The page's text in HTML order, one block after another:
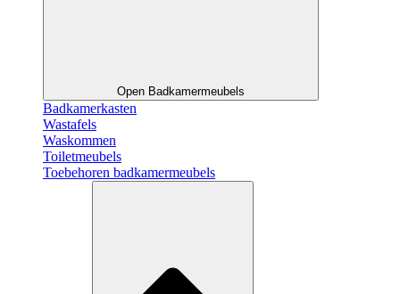
Open Badkamermeubels
Badkamerkasten
Wastafels
Waskommen
Toiletmeubels
Toebehoren badkamermeubels